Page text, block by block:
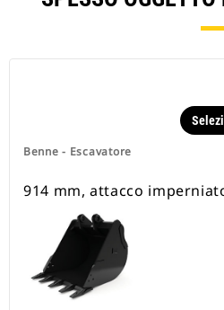
Benne - Escavatore
914 mm, attacco